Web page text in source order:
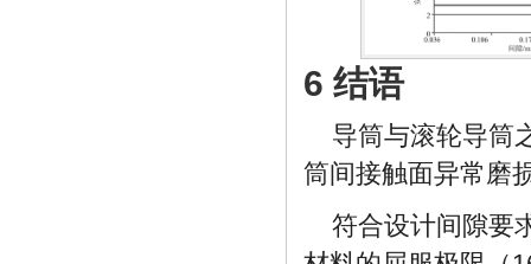
6 结语
导筒与滚轮导筒
筒间接触面异常磨
符合设计间隙要